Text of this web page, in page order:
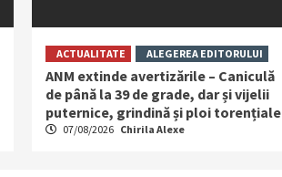
ACTUALITATE ALEGEREA EDITORULUI
ANM extinde avertizările – Caniculă
de până la 39 de grade, dar și vijelii
puternice, grindină și ploi torențiale
07/08/2026 Chirila Alexe